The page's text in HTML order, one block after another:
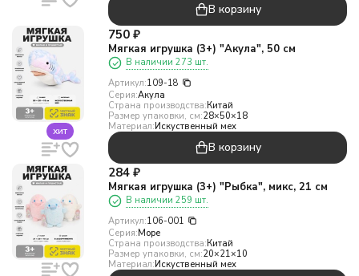
В корзину
хит
750 ₽
Мягкая игрушка (3+) "Акула", 50 см
В наличии 273 шт.
Артикул:109-18
Серия:Акула
Страна производства:Китай
Размер упаковки, см:28×50×18
Материал:Искуственный мех
В корзину
284 ₽
Мягкая игрушка (3+) "Рыбка", микс, 21 см
В наличии 259 шт.
Артикул:106-001
Серия:Море
Страна производства:Китай
Размер упаковки, см:20×21×10
Материал:Искуственный мех